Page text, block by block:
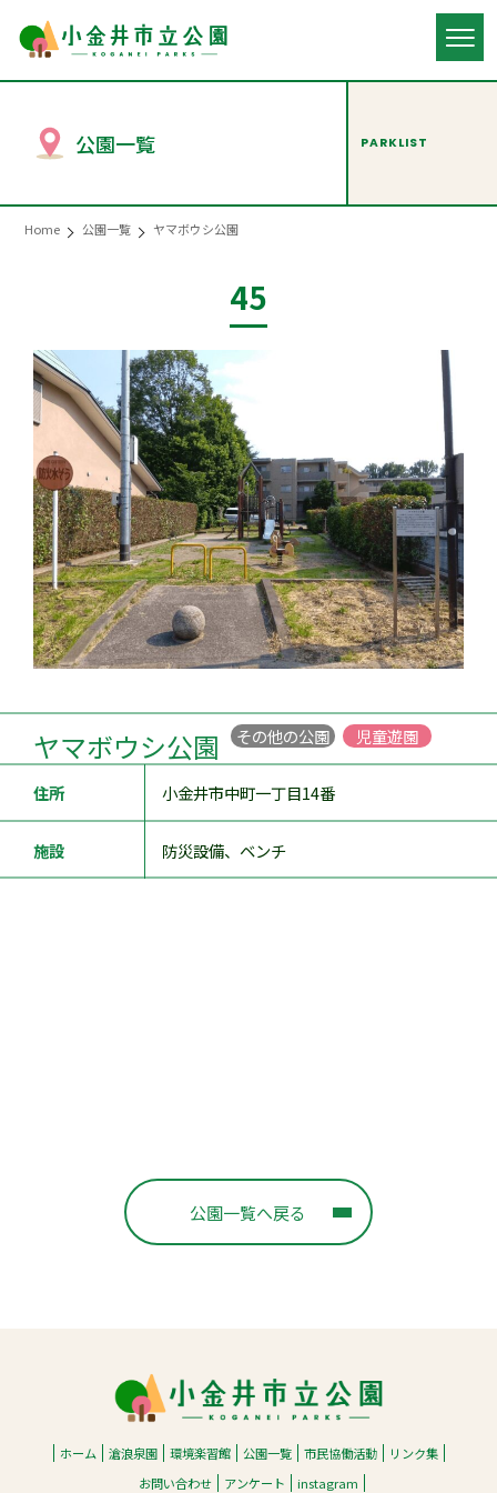
公園一覧 PARKLIST
Home 公園一覧 ヤマボウシ公園
45
ヤマボウシ公園 その他の公園 児童遊園
住所 小金井市中町一丁目14番
施設 防災設備、ベンチ
公園一覧へ戻る
ホーム 滄浪泉園 環境楽習館 公園一覧 市民協働活動
リンク集
お問い合わせ
アンケート instagram